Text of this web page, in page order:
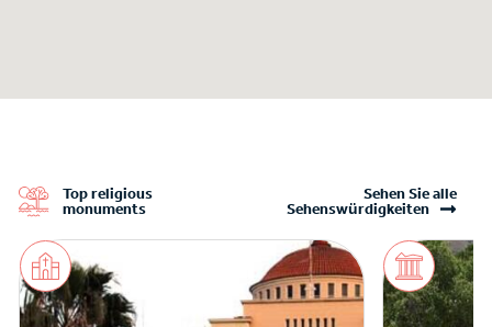
Top religious
monuments
Sehen Sie alle
Sehenswürdigkeiten